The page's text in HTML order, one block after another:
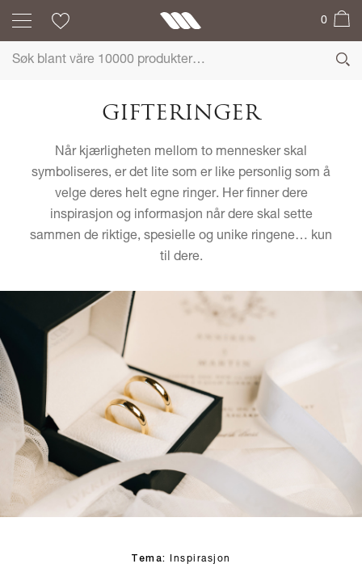
0
GIFTERINGER
Når kjærligheten mellom to mennesker skal
symboliseres, er det lite som er like personlig som å
velge deres helt egne ringer. Her finner dere
inspirasjon og informasjon når dere skal sette
sammen de riktige, spesielle og unike ringene… kun
til dere.
Tema: Inspirasjon